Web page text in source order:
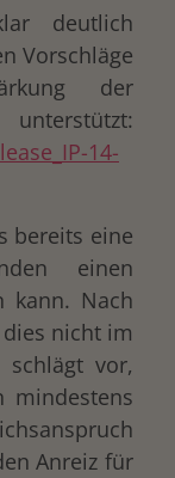
deutlich
Vorschläge
der
14-
bereits eine
einen
kann. Nach
nicht im
schlägt vor,
mindestens
Anreiz für